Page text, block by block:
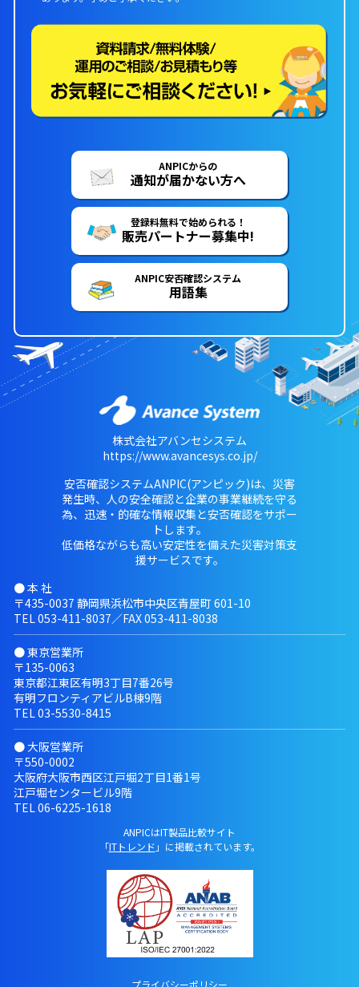
ANPICからの
通知が届かない方へ
登録料無料で始められる！
販売パートナー募集中!
ANPIC安否確認システム
用語集
株式会社アバンセシステム
https://www.avancesys.co.jp/
安否確認システムANPIC(アンピック)は、災害
発生時、人の安全確認と企業の事業継続を守る
為、迅速・的確な情報収集と安否確認をサポー
トします。
低価格ながらも高い安定性を備えた災害対策支
援サービスです。
● 本 社
〒435-0037 静岡県浜松市中央区青屋町 601-10
TEL 053-411-8037／FAX 053-411-8038
● 東京営業所
〒135-0063
東京都江東区有明3丁目7番26号
有明フロンティアビルB棟9階
TEL 03-5530-8415
● 大阪営業所
〒550-0002
大阪府大阪市西区江戸堀2丁目1番1号
江戸堀センタービル9階
TEL 06-6225-1618
ANPICはIT製品比較サイト
「ITトレンド 」に掲載されています。